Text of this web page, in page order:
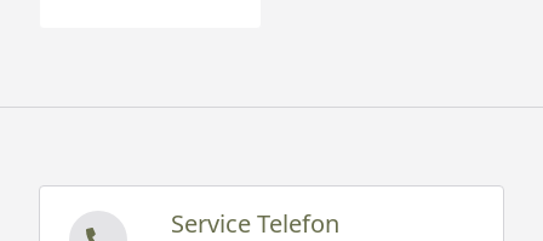
Service Telefon